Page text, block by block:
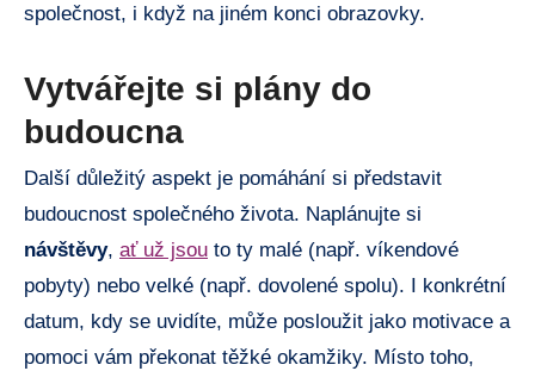
společnost, i když na jiném konci obrazovky.
Vytvářejte si plány do
budoucna
Další důležitý aspekt je pomáhání si představit
budoucnost společného života. Naplánujte si
návštěvy, ať už jsou to ty malé (např. víkendové
pobyty) nebo velké (např. dovolené spolu). I konkrétní
datum, kdy se uvidíte, může posloužit jako motivace a
pomoci vám překonat těžké okamžiky. Místo toho,